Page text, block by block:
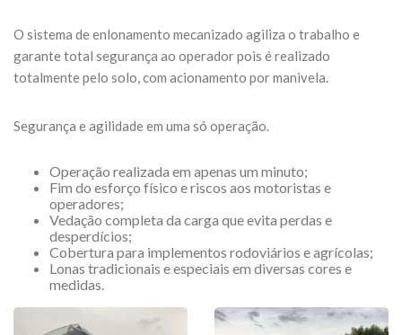
O sistema de enlonamento mecanizado agiliza o trabalho e
garante total segurança ao operador pois é realizado
totalmente pelo solo, com acionamento por manivela.
Segurança e agilidade em uma só operação.
Operação realizada em apenas um minuto;
Fim do esforço físico e riscos aos motoristas e
operadores;
Vedação completa da carga que evita perdas e
desperdícios;
Cobertura para implementos rodoviários e agrícolas;
Lonas tradicionais e especiais em diversas cores e
medidas.